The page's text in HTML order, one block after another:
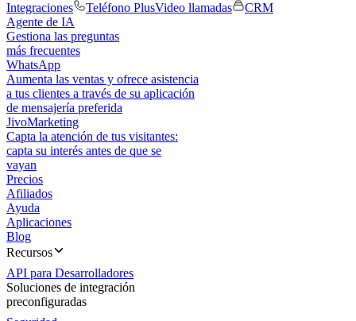
Integraciones
Teléfono PlusVideo llamadas
CRM
Agente de IA
Gestiona las preguntas
más frecuentes
WhatsApp
Aumenta las ventas y ofrece asistencia
a tus clientes a través de su aplicación
de mensajería preferida
JivoMarketing
Capta la atención de tus visitantes:
capta su interés antes de que se
vayan
Precios
Afiliados
Ayuda
Aplicaciones
Blog
Recursos
API para Desarrolladores
Soluciones de integración
preconfiguradas